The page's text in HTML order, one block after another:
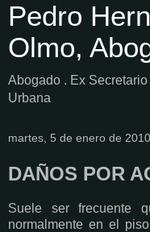
Pedro
Olmo,
Abogado . Ex
Urbana
martes, 5 de enero de 2010
DAÑOS POR
Suele ser frecuente
normalmente en el